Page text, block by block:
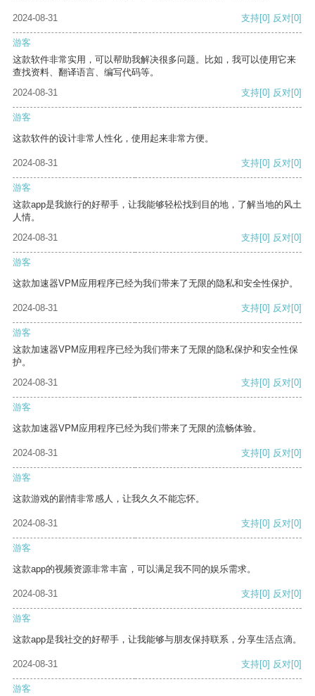
2024-08-31 支持[0] 反对[0]
游客
这款软件非常实用，可以帮助我解决很多问题。比如，我可以使用它来
查找资料、翻译语言、编写代码等。
2024-08-31
支持[0] 反对[0]
游客
这款软件的设计非常人性化，使用起来非常方便。
2024-08-31 支持[0] 反对[0]
游客
这款app是我旅行的好帮手，让我能够轻松找到目的地，了解当地的风土
人情。
2024-08-31
支持[0] 反对[0]
游客
这款加速器VPM应用程序已经为我们带来了无限的隐私和安全性保护。
2024-08-31 支持[0] 反对[0]
游客
这款加速器VPM应用程序已经为我们带来了无限的隐私保护和安全性保
护。
2024-08-31
支持[0] 反对[0]
游客
这款加速器VPM应用程序已经为我们带来了无限的流畅体验。
2024-08-31 支持[0] 反对[0]
游客
这款游戏的剧情非常感人，让我久久不能忘怀。
2024-08-31 支持[0] 反对[0]
游客
这款app的视频资源非常丰富，可以满足我不同的娱乐需求。
2024-08-31 支持[0] 反对[0]
游客
这款app是我社交的好帮手，让我能够与朋友保持联系，分享生活点滴。
2024-08-31 支持[0] 反对[0]
游客